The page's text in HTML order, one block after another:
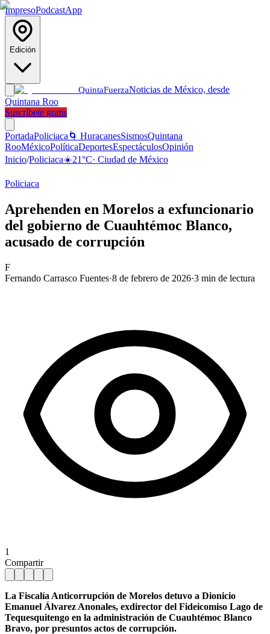
ImpresoPodcastApp
Edición
QuintaFuerzaNoticias de México, desde
Quintana Roo
Suscríbete gratis
PortadaPoliciaca 🌀 HuracanesSismosQuintana
RooMéxicoPolíticaDeportesEspectáculosOpinión
Inicio/Policiaca☀️21°C· Ciudad de México
Policiaca
Aprehenden en Morelos a exfuncionario
del gobierno de Cuauhtémoc Blanco,
acusado de corrupción
F
Fernando Carrasco Fuentes·8 de febrero de 2026·3 min de lectura
1
Compartir
La Fiscalía Anticorrupción de Morelos detuvo a Dionicio
Emanuel Álvarez Anonales, exdirector del Fideicomiso Lago de
Tequesquitengo en la administración de Cuauhtémoc Blanco
Bravo, por presuntos actos de corrupción.